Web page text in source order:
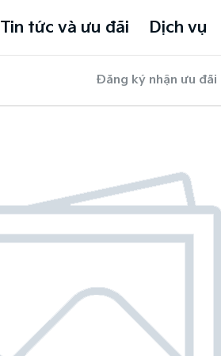
Tin tức và ưu đãi Dịch vụ
Đăng ký nhận ưu đãi